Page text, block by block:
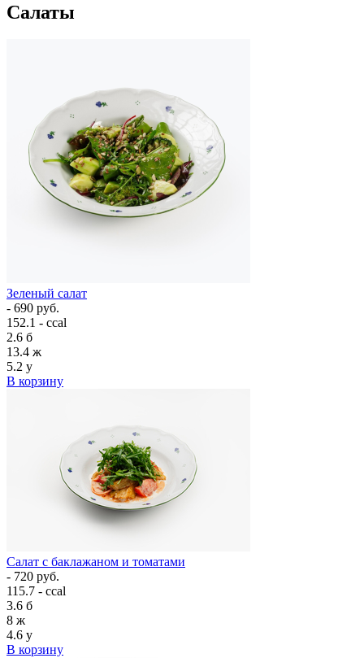
Салаты
Зеленый салат
- 690 руб.
152.1 - ccal
2.6 б
13.4 ж
5.2 у
В корзину
Салат с баклажаном и томатами
- 720 руб.
115.7 - ccal
3.6 б
8 ж
4.6 у
В корзину